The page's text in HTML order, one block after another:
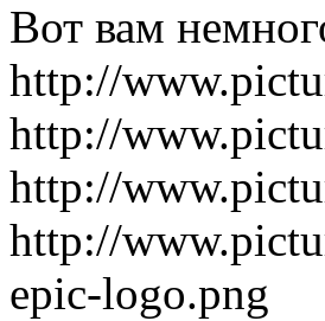
Вот вам
http://
http://
http://
http://
epic-logo.png